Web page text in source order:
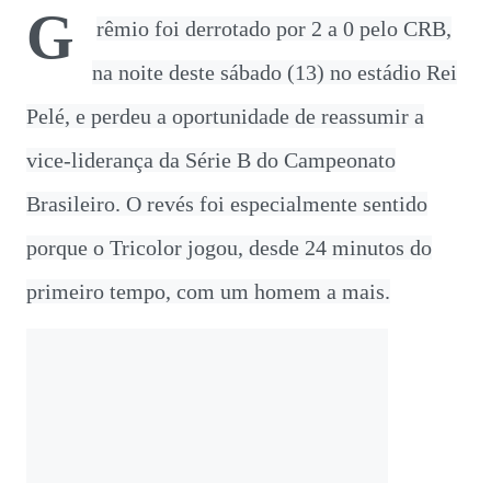
que quem o informou não ...
G
rêmio foi derrotado por 2 a 0 pelo CRB,
na noite deste sábado (13) no estádio Rei
Pelé, e perdeu a oportunidade de reassumir a
vice-liderança da Série B do Campeonato
Brasileiro. O revés foi especialmente sentido
porque o Tricolor jogou, desde 24 minutos do
primeiro tempo, com um homem a mais.